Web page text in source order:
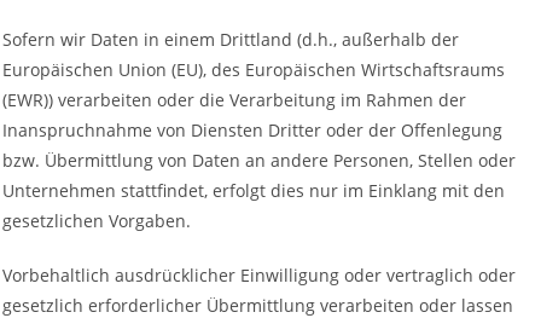
Sofern wir Daten in einem Drittland (d.h., außerhalb der
Europäischen Union (EU), des Europäischen Wirtschaftsraums
(EWR)) verarbeiten oder die Verarbeitung im Rahmen der
Inanspruchnahme von Diensten Dritter oder der Offenlegung
bzw. Übermittlung von Daten an andere Personen, Stellen oder
Unternehmen stattfindet, erfolgt dies nur im Einklang mit den
gesetzlichen Vorgaben.
Vorbehaltlich ausdrücklicher Einwilligung oder vertraglich oder
gesetzlich erforderlicher Übermittlung verarbeiten oder lassen